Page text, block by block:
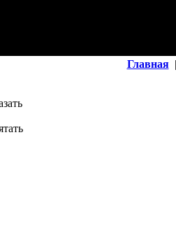
Главная |